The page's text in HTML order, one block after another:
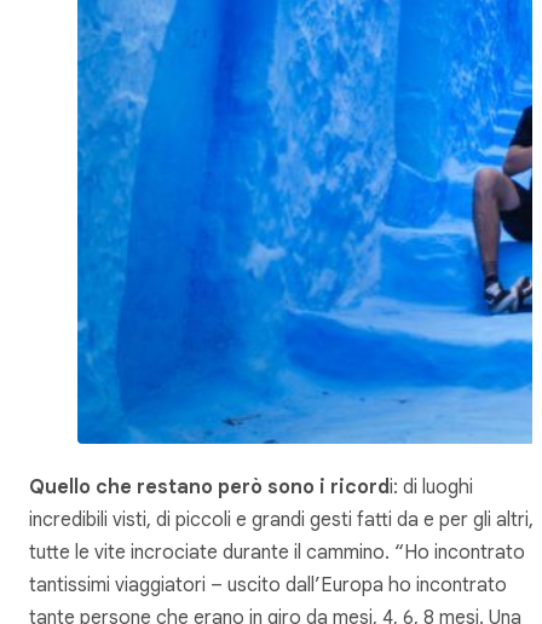
Quello che restano però sono i ricordi: di luoghi
incredibili visti, di piccoli e grandi gesti fatti da e per gli altri,
tutte le vite incrociate durante il cammino. “Ho incontrato
tantissimi viaggiatori – uscito dall’Europa ho incontrato
tante persone che erano in giro da mesi, 4, 6, 8 mesi. Una